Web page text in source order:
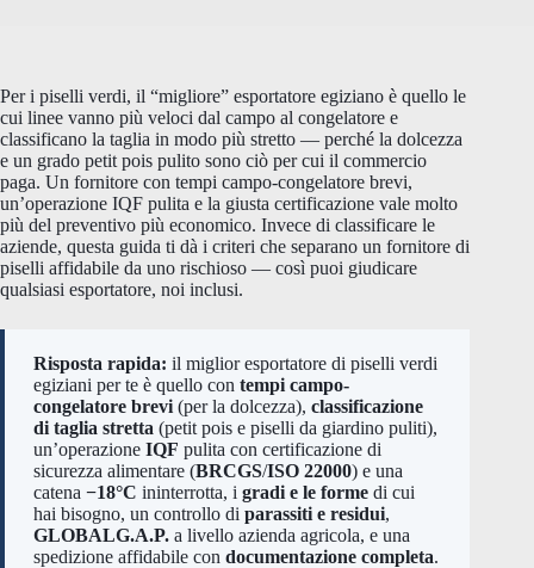
Per i piselli verdi, il “migliore” esportatore egiziano è quello le
cui linee vanno più veloci dal campo al congelatore e
classificano la taglia in modo più stretto — perché la dolcezza
e un grado petit pois pulito sono ciò per cui il commercio
paga. Un fornitore con tempi campo-congelatore brevi,
un’operazione IQF pulita e la giusta certificazione vale molto
più del preventivo più economico. Invece di classificare le
aziende, questa guida ti dà i criteri che separano un fornitore di
piselli affidabile da uno rischioso — così puoi giudicare
qualsiasi esportatore, noi inclusi.
Risposta rapida: il miglior esportatore di piselli verdi
egiziani per te è quello con tempi campo-
congelatore brevi (per la dolcezza), classificazione
di taglia stretta (petit pois e piselli da giardino puliti),
un’operazione IQF pulita con certificazione di
sicurezza alimentare (BRCGS/ISO 22000) e una
catena −18°C ininterrotta, i gradi e le forme di cui
hai bisogno, un controllo di parassiti e residui,
GLOBALG.A.P. a livello azienda agricola, e una
spedizione affidabile con documentazione completa.